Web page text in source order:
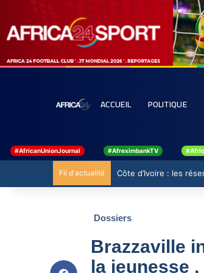
ACCUEIL POLITIQUE
#AfricanUnionJournal #AfreximbankTV
Fil d'actualité Côte d’Ivoire : les
Dossiers
Brazzaville
la jeunesse